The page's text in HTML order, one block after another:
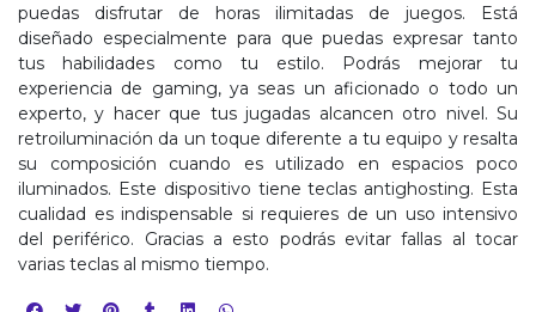
puedas disfrutar de horas ilimitadas de juegos. Está
diseñado especialmente para que puedas expresar tanto
tus habilidades como tu estilo. Podrás mejorar tu
experiencia de gaming, ya seas un aficionado o todo un
experto, y hacer que tus jugadas alcancen otro nivel. Su
retroiluminación da un toque diferente a tu equipo y resalta
su composición cuando es utilizado en espacios poco
iluminados. Este dispositivo tiene teclas antighosting. Esta
cualidad es indispensable si requieres de un uso intensivo
del periférico. Gracias a esto podrás evitar fallas al tocar
varias teclas al mismo tiempo.